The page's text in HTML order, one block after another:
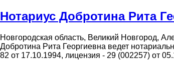
Нотариус Добротина Рита
Новгородская область, Великий Новгород,
Добротина Рита Георгиевна ведет
82 от 17.10.1994, лицензия - 29 (002257) от